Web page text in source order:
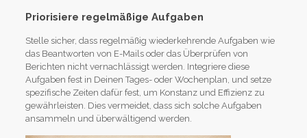
Priorisiere regelmäßige Aufgaben
Stelle sicher, dass regelmäßig wiederkehrende Aufgaben wie
das Beantworten von E-Mails oder das Überprüfen von
Berichten nicht vernachlässigt werden. Integriere diese
Aufgaben fest in Deinen Tages- oder Wochenplan, und setze
spezifische Zeiten dafür fest, um Konstanz und Effizienz zu
gewährleisten. Dies vermeidet, dass sich solche Aufgaben
ansammeln und überwältigend werden.